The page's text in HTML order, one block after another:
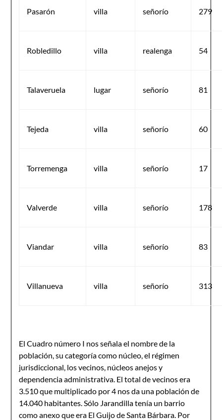
Pasarón villa señorío 279
Robledillo villa realenga 54
Talaveruela lugar señorío 81
Tejeda villa señorío 60
Torremenga villa señorío 17
Valverde villa señorío 178
Viandar villa señorío 83
Villanueva villa señorío 313
El Cuadro número I nos señala el nombre de la
población, su categoría como núcleo, el régimen
jurisdiccional, los vecinos, núcleos anejos y
dependencia administrativa. El total de vecinos era
3.510 que multiplicado por 4 nos da una población de
14.040 habitantes. Sólo Jarandilla tenía un barrio
como anexo que era El Guijo de Santa Bárbara. Por